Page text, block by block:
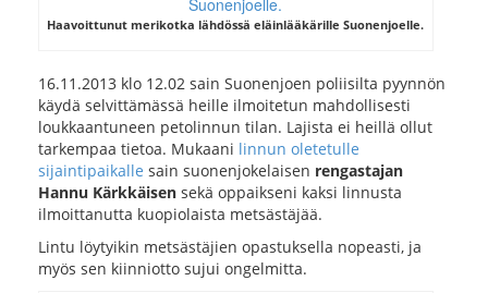
Haavoittunut merikotka lähdössä eläinlääkärille Suonenjoelle.
16.11.2013 klo 12.02 sain Suonenjoen poliisilta pyynnön
käydä selvittämässä heille ilmoitetun mahdollisesti
loukkaantuneen petolinnun tilan. Lajista ei heillä ollut
tarkempaa tietoa. Mukaani linnun oletetulle
sijaintipaikalle sain suonenjokelaisen rengastajan
Hannu Kärkkäisen sekä oppaikseni kaksi linnusta
ilmoittanutta kuopiolaista metsästäjää.
Lintu löytyikin metsästäjien opastuksella nopeasti, ja
myös sen kiinniotto sujui ongelmitta.